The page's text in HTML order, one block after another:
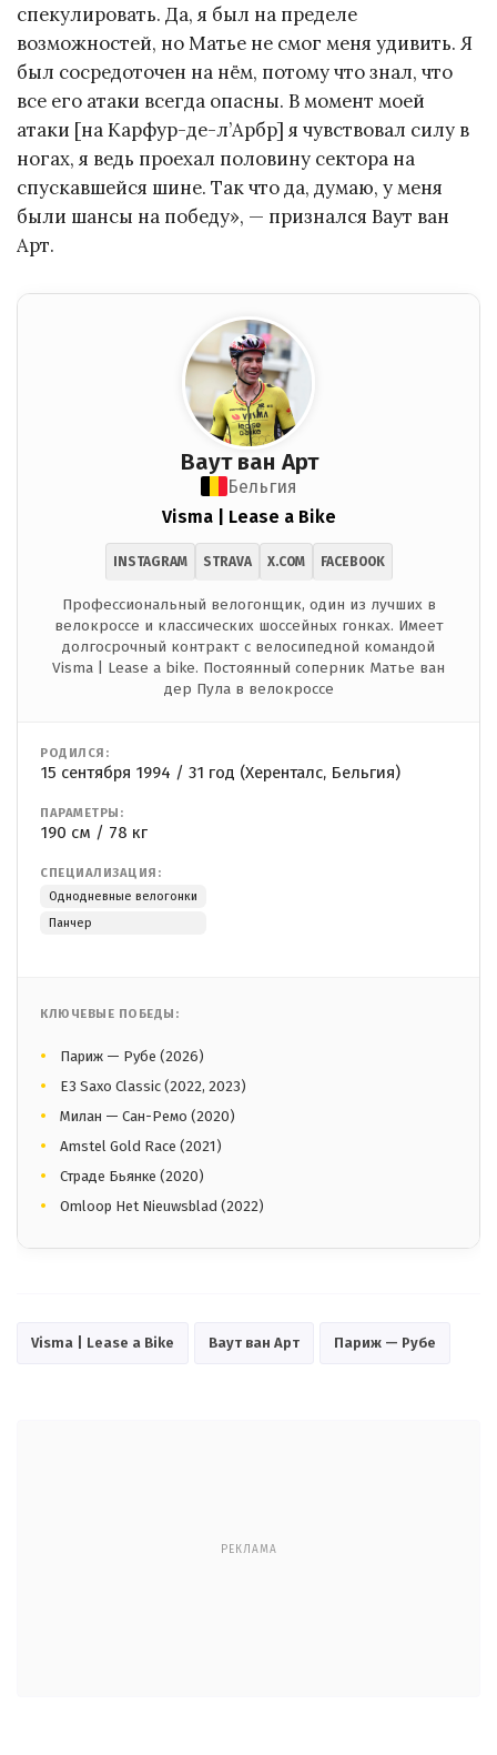
спекулировать. Да, я был на пределе
возможностей, но Матье не смог меня удивить. Я
был сосредоточен на нём, потому что знал, что
все его атаки всегда опасны. В момент моей
атаки [на Карфур-де-л’Арбр] я чувствовал силу в
ногах, я ведь проехал половину сектора на
спускавшейся шине. Так что да, думаю, у меня
были шансы на победу», — признался Ваут ван
Арт.
Ваут ван Арт
Бельгия
Visma | Lease a Bike
INSTAGRAM STRAVA X.COM FACEBOOK
Профессиональный велогонщик, один из лучших в
велокроссе и классических шоссейных гонках. Имеет
долгосрочный контракт с велосипедной командой
Visma | Lease a bike. Постоянный соперник Матье ван
дер Пула в велокроссе
РОДИЛСЯ:
15 сентября 1994 / 31 год (Херенталс, Бельгия)
ПАРАМЕТРЫ:
190 см / 78 кг
СПЕЦИАЛИЗАЦИЯ:
Однодневные велогонки
Панчер
КЛЮЧЕВЫЕ ПОБЕДЫ:
Париж — Рубе (2026)
E3 Saxo Classic (2022, 2023)
Милан — Сан-Ремо (2020)
Amstel Gold Race (2021)
Страде Бьянке (2020)
Omloop Het Nieuwsblad (2022)
Visma | Lease a Bike Ваут ван Арт Париж — Рубе
РЕКЛАМА